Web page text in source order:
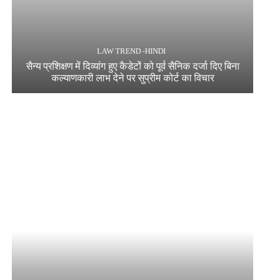
LAW TREND -HINDI
सैन्य प्रशिक्षण में दिव्यांग हुए कैडेटों को पूर्व सैनिक दर्जा दिए बिना
कल्याणकारी लाभ देने पर सुप्रीम कोर्ट का विचार